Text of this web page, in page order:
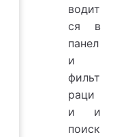
водит
ся в
панел
и
фильт
раци
и и
поиск